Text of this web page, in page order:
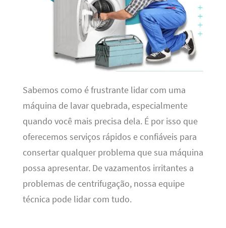
Sabemos como é frustrante lidar com uma
máquina de lavar quebrada, especialmente
quando você mais precisa dela. É por isso que
oferecemos serviços rápidos e confiáveis para
consertar qualquer problema que sua máquina
possa apresentar. De vazamentos irritantes a
problemas de centrifugação, nossa equipe
técnica pode lidar com tudo.